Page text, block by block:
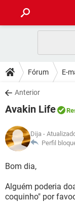
CELULAR
OUTLOOK
INSTAGRAM
GUIA DE COMPRAS
DICAS
JOGOS
INSTAGRAM
GUIA DE COMPRAS
DOWNLOADS
JOGOS
CELULAR
OUTLOOK
INSTAGRAM
JOGOS
CELULAR
OUTLOOK
INSTAGRAM
GLOSSÁRIO
JOGOS
OUTLOOK
Fórum E-
Anterior
Avakin Life
Dija -
Perfil
Bom dia,
Alguém poderia
coquinho" por